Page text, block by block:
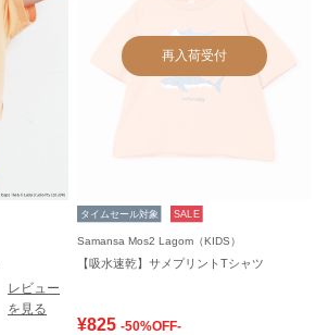
レビュー
を見る
再入荷受付
タイムセール対象 SALE
Samansa Mos2 Lagom（KIDS）
【吸水速乾】サメプリントTシャツ
¥825 -50%OFF-